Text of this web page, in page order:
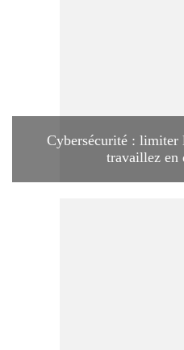
Cybersécurité : limiter
travaillez en